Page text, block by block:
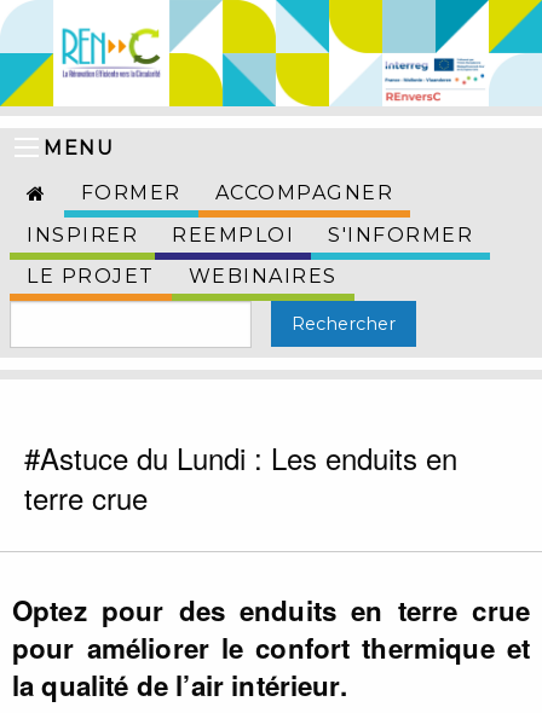
MENU
FORMER
ACCOMPAGNER
INSPIRER
REEMPLOI
S'INFORMER
LE PROJET
WEBINAIRES
#Astuce du Lundi : Les enduits en
terre crue
Optez pour des enduits en terre crue
pour améliorer le confort thermique et
la qualité de l’air intérieur.